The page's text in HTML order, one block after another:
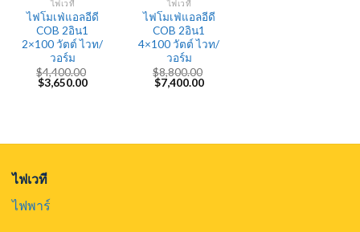
ไฟเวที
ไฟโมเฟ่แอลอีดี
COB 2อิน1
2×100 วัตต์ ไวท/
วอร์ม
$4,400.00
Original
price
$3,650.00Current
ไฟเวที
ไฟโมเฟ่แอลอีดี
COB 2อิน1
4×100 วัตต์ ไวท/
วอร์ม
$8,800.00
Original
price
$7,400.00Current
ไฟเวที
ไฟพาร์